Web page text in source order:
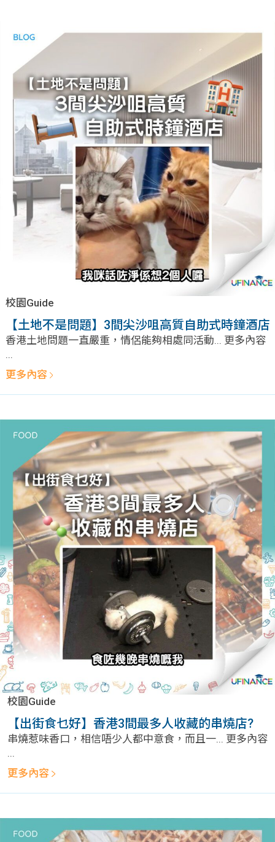
網上
私人
貸款
貸款
計數
機
校園
Gui
de
理財
Gui
de
貸款
校園Guide
【土地不是問題】3間尖沙咀高質自助式時鐘酒店
香港土地問題一直嚴重，情侶能夠相處同活動... 更多內容
...
更多內容
校園Guide
【出街食乜好】香港3間最多人收藏的串燒店?
串燒惹味香口，相信唔少人都中意食，而且一... 更多內容
...
更多內容